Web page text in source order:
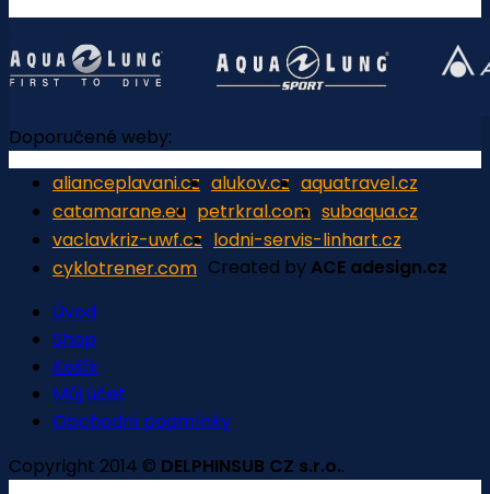
Doporučené weby:
alianceplavani.cz alukov.cz aquatravel.cz
catamarane.eu petrkral.com subaqua.cz
vaclavkriz-uwf.cz lodni-servis-linhart.cz
cyklotrener.com Created byACE adesign.cz
Úvod
Shop
Košík
Můj účet
Obchodní podmínky
Copyright 2014 © DELPHINSUB CZ s.r.o..